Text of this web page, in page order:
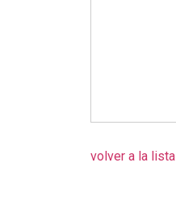
volver a la lista